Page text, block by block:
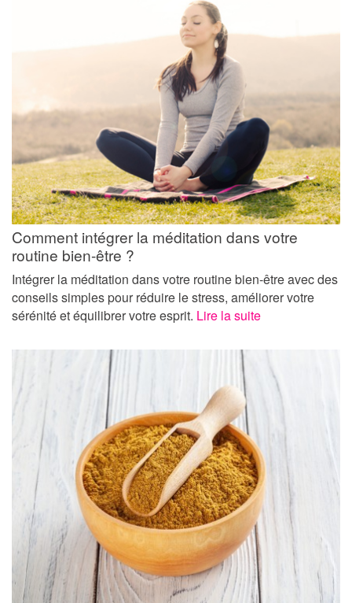
Comment intégrer la méditation dans votre
routine bien-être ?
Intégrer la méditation dans votre routine bien-être avec des
conseils simples pour réduire le stress, améliorer votre
sérénité et équilibrer votre esprit. Lire la suite